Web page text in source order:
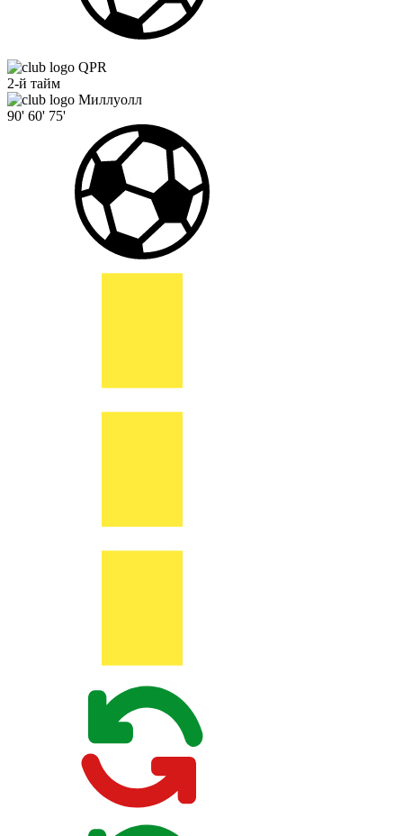
QPR
2-й тайм
Миллуолл
90' 60' 75'